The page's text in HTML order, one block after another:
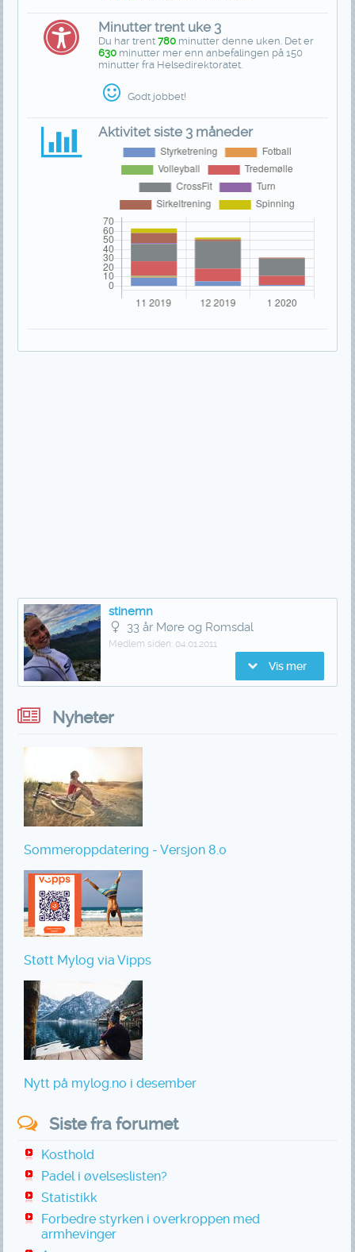
Minutter trent uke 3
Du har trent780 minutter denne uken. Det er
630 minutter mer enn anbefalingen på 150
minutter fra Helsedirektoratet.
Godt jobbet!
Aktivitet siste 3 måneder
stinemn
33 år Møre og Romsdal
Medlem siden: 04.01.2011
Vis mer
Nyheter
Sommeroppdatering - Versjon 8.0
Støtt Mylog via Vipps
Nytt på mylog.no i desember
Siste fra forumet
Kosthold
Padel i øvelseslisten?
Statistikk
Forbedre styrken i overkroppen med
armhevinger